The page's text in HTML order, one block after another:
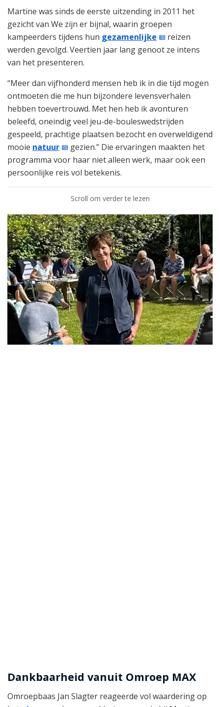
Martine was sinds de eerste uitzending in 2011 het
gezicht van We zijn er bijna!, waarin groepen
kampeerders tijdens hun gezamenlijke
reizen
werden gevolgd. Veertien jaar lang genoot ze intens
van het presenteren.
“Meer dan vijfhonderd mensen heb ik in die tijd mogen
ontmoeten die me hun bijzondere levensverhalen
hebben toevertrouwd. Met hen heb ik avonturen
beleefd, oneindig veel jeu-de-bouleswedstrijden
gespeeld, prachtige plaatsen bezocht en overweldigend
mooie natuur
gezien.” Die ervaringen maakten het
programma voor haar niet alleen werk, maar ook een
persoonlijke reis vol betekenis.
Scroll om verder te lezen
Dankbaarheid vanuit Omroep MAX
Omroepbaas Jan Slagter reageerde vol waardering op